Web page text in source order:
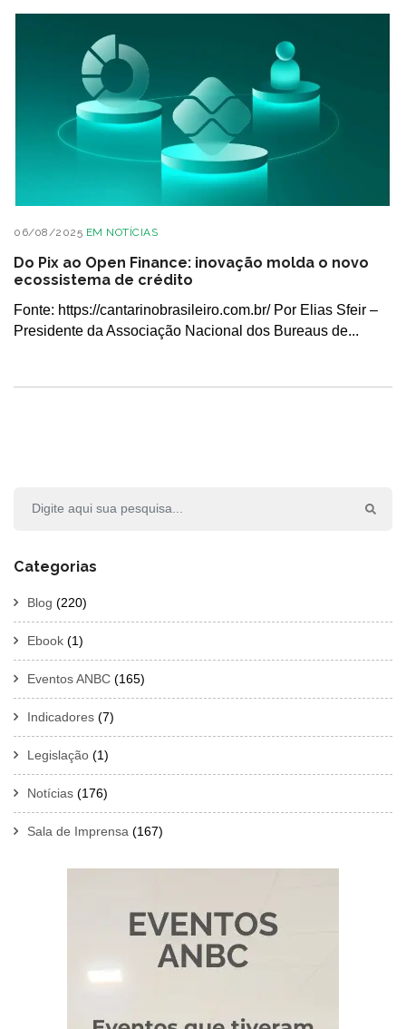
06/08/2025 EM NOTÍCIAS
Do Pix ao Open Finance: inovação molda o novo
ecossistema de crédito
Fonte: https://cantarinobrasileiro.com.br/ Por Elias Sfeir –
Presidente da Associação Nacional dos Bureaus de...
Categorias
Blog (220)
Ebook (1)
Eventos ANBC (165)
Indicadores (7)
Legislação (1)
Notícias (176)
Sala de Imprensa (167)